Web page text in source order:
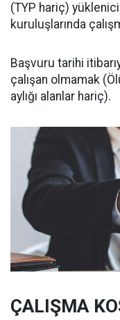
(TYP hariç)
kuruluşlarında
Başvuru tarihi
çalışan olmamak
aylığı alanlar hariç).
ÇALIŞMA